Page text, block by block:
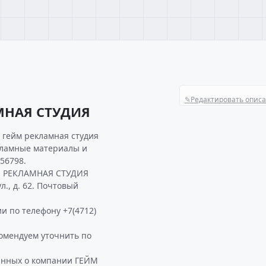
✎Редактировать
СТУДИЯ
рекламная студия
материалы и
РЕКЛАМНАЯ СТУДИЯ
д. 62. Почтовый
по телефону +7(4712)
уточнить по
о компании ГЕЙМ